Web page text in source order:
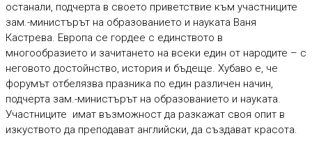
останали, подчерта в своето приветствие към участниците
зам.-министърът на образованието и науката Ваня
Кастрева. Европа се гордее с единството в
многообразието и зачитането на всеки един от народите – с
неговото достойнство, история и бъдеще. Хубаво е, че
форумът отбелязва празника по един различен начин,
подчерта зам.-министърът на образованието и науката.
Участниците имат възможност да разкажат своя опит в
изкуството да преподават английски, да създават красота.